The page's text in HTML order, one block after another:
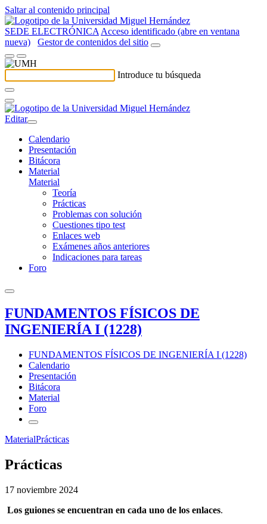
Saltar al contenido principal
SEDE ELECTRÓNICA Acceso identificado (abre en ventana
nueva)
Gestor de contenidos del sitio
Introduce tu búsqueda
Editar
Calendario
Presentación
Bitácora
Material
Material
Teoría
Prácticas
Problemas con solución
Cuestiones tipo test
Enlaces web
Exámenes años anteriores
Indicaciones para tareas
Foro
FUNDAMENTOS FÍSICOS DE
INGENIERÍA I (1228)
FUNDAMENTOS FÍSICOS DE INGENIERÍA I (1228)
Calendario
Presentación
Bitácora
Material
Foro
MaterialPrácticas
Prácticas
17 noviembre 2024
Los guiones se encuentran en cada uno de los enlaces.